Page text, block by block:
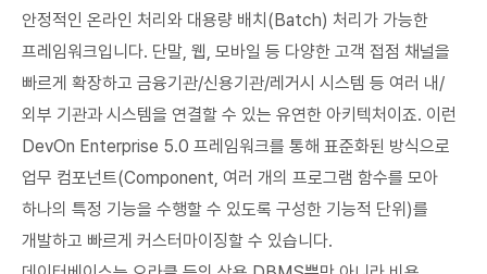
안정적인 온라인 처리와 대용량 배치(Batch) 처리가 가능한
프레임워크입니다. 단말, 웹, 모바일 등 다양한 고객 접점 채널을
빠르게 확장하고 금융기관/신용기관/레거시 시스템 등 여러 내/
외부 기관과 시스템을 연결할 수 있는 유연한 아키텍처이죠. 이런
DevOn Enterprise 5.0 프레임워크를 통해 표준화된 방식으로
업무 컴포넌트(Component, 여러 개의 프로그램 함수를 모아
하나의 특정 기능을 수행할 수 있도록 구성한 기능적 단위)를
개발하고 빠르게 커스터마이징할 수 있습니다.